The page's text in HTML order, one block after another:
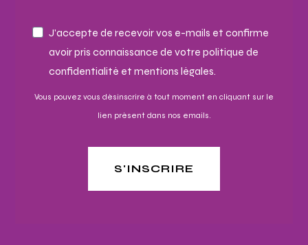
J'accepte de recevoir vos e-mails et confirme
avoir pris connaissance de votre politique de
confidentialité et mentions légales.
Vous pouvez vous désinscrire à tout moment en cliquant sur le
lien présent dans nos emails.
S'INSCRIRE